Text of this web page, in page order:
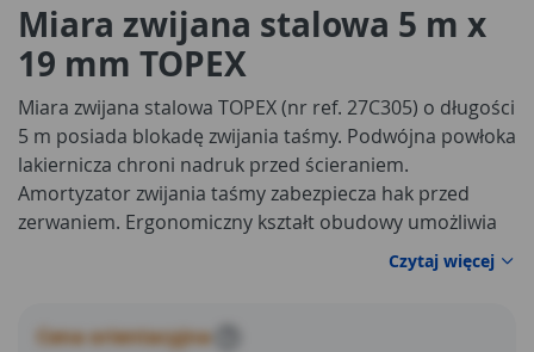
Miara zwijana stalowa 5 m x
19 mm TOPEX
Miara zwijana stalowa TOPEX (nr ref. 27C305) o długości
5 m posiada blokadę zwijania taśmy. Podwójna powłoka
lakiernicza chroni nadruk przed ścieraniem.
Amortyzator zwijania taśmy zabezpiecza hak przed
zerwaniem. Ergonomiczny kształt obudowy umożliwia
pewny i wygodny chwyt, a antypoślizgowy materiał
zapewnia komfort i bezpieczeństwo podczas pracy.
TOPEX skierowana jest do majsterkowiczów.
Czytaj więcej
Cena orientacyjna